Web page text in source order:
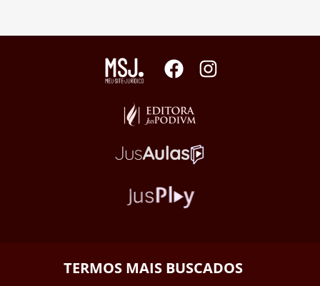
TERMOS MAIS BUSCADOS